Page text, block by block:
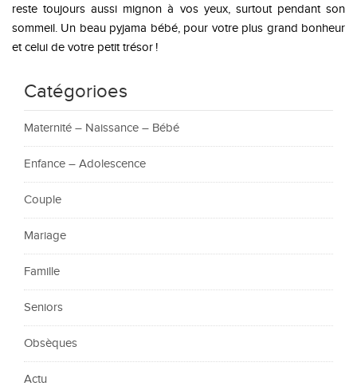
reste toujours aussi mignon à vos yeux, surtout pendant son
sommeil. Un beau pyjama bébé, pour votre plus grand bonheur
et celui de votre petit trésor !
Catégorioes
Maternité – Naissance – Bébé
Enfance – Adolescence
Couple
Mariage
Famille
Seniors
Obsèques
Actu